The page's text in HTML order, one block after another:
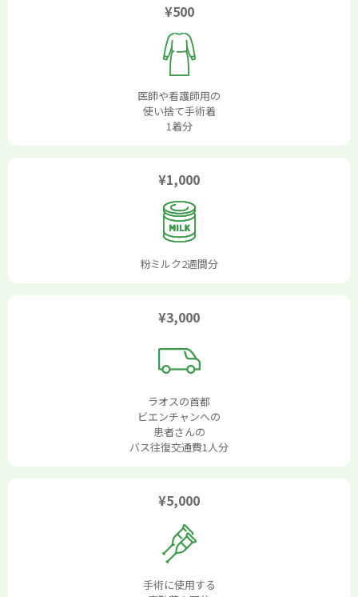
¥500
医師や看護師用の
使い捨て手術着
1着分
¥1,000
粉ミルク2週間分
¥3,000
ラオスの首都
ビエンチャンへの
患者さんの
バス往復交通費1人分
¥5,000
手術に使用する